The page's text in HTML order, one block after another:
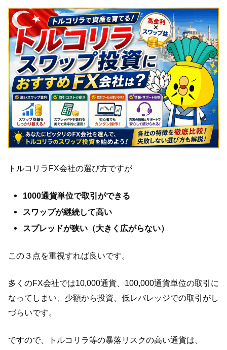
トルコリラFX会社の選び方ですが
1000通貨単位で取引ができる
スワップが継続して高い
スプレッドが狭い（大きく広がらない）
この３点を重視すれば良いです。
多くのFX会社では10,000通貨、100,000通貨単位の取引に
なってしまい、少額から投資、低レバレッジでの取引がし
づらいです。
ですので、トルコリラ等の暴落リスクの高い通貨は、